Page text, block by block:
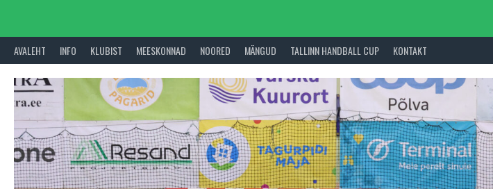
AVALEHT INFO KLUBIST MEESKONNAD NOORED MÄNGUD TALLINN HANDBALL CUP KONTAKT